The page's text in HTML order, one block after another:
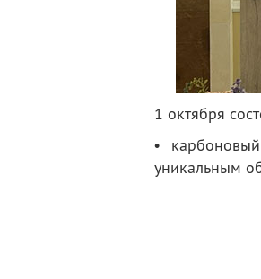
1 октября
•
уникальным